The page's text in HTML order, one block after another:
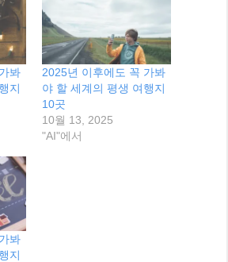
봐
지
2025년 이후에도 꼭 가봐
야 할 세계의 평생 여행지
10곳
10월 13, 2025
"AI"에서
봐
지